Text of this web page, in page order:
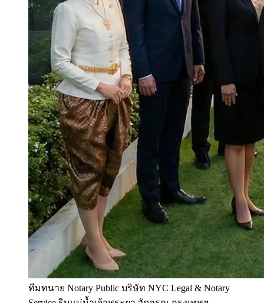
ทีมทนาย Notary Public บริษัท NYC Legal & Notary